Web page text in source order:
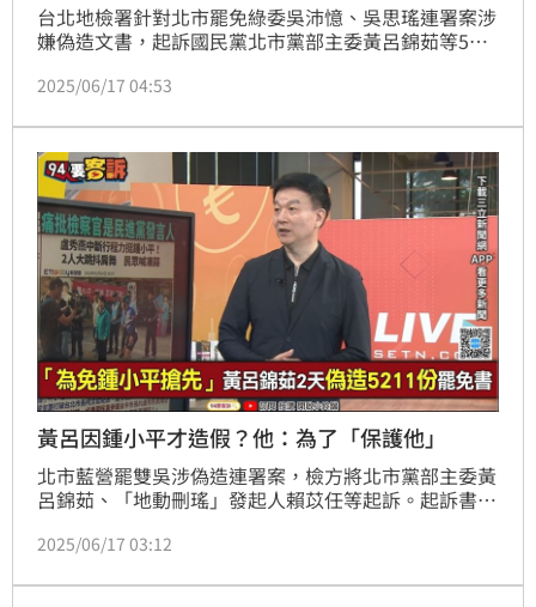
台北地檢署針對北市罷免綠委吳沛憶、吳思瑤連署案涉
嫌偽造文書，起訴國民黨北市黨部主委黃呂錦茹等5
稱他「指導不詳志工抄寫名冊」，所謂「不詳」查無此
指控。台北市議員苗博雅打臉，檢察官有在起訴書中整
理出抄寫連署書的名單，並非「查無此人」之意。賴苡
任繼續學民眾黨「白色力量」的講法為自己辯護，以後
量刑恐判更重。
2025/06/17 04:53
黃呂因鍾小平才造假？他：為了「保護他」
北市藍營罷雙吳涉偽造連署案，檢方將北市黨部主委黃
呂錦茹、「地動刪瑤」發起人賴苡任等起訴。起訴書中
連署送件罷免吳沛憶，因此2月5日晚間6時許開會拍板
提出質疑，若台北的案子是因為黃呂個人恩怨，那其他
2025/06/17 03:12